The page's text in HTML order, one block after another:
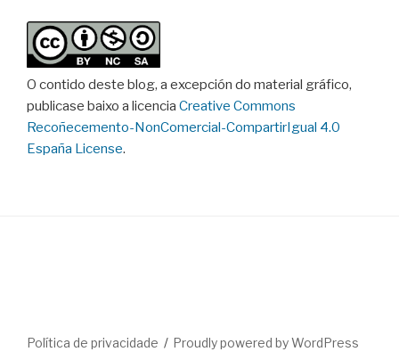
O contido deste blog, a excepción do material gráfico,
publicase baixo a licencia Creative Commons
Recoñecemento-NonComercial-CompartirIgual 4.0
España License.
Política de privacidade Proudly powered by WordPress